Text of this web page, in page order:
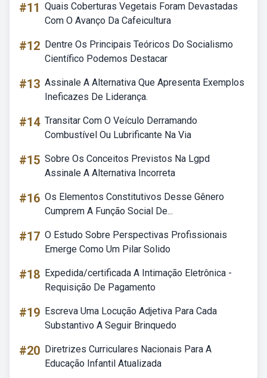
#11 Quais Coberturas Vegetais Foram Devastadas
Com O Avanço Da Cafeicultura
#12 Dentre Os Principais Teóricos Do Socialismo
Científico Podemos Destacar
#13 Assinale A Alternativa Que Apresenta Exemplos
Ineficazes De Liderança.
#14 Transitar Com O Veículo Derramando
Combustível Ou Lubrificante Na Via
#15 Sobre Os Conceitos Previstos Na Lgpd
Assinale A Alternativa Incorreta
#16 Os Elementos Constitutivos Desse Gênero
Cumprem A Função Social De...
#17 O Estudo Sobre Perspectivas Profissionais
Emerge Como Um Pilar Solido
#18 Expedida/certificada A Intimação Eletrônica -
Requisição De Pagamento
#19 Escreva Uma Locução Adjetiva Para Cada
Substantivo A Seguir Brinquedo
#20 Diretrizes Curriculares Nacionais Para A
Educação Infantil Atualizada